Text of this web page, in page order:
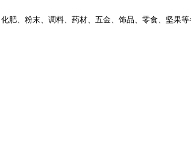
肥、粉末、调料、药材、五金、饰品、零食、坚果等